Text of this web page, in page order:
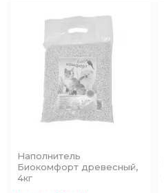
Наполнитель
Биокомфорт древесный,
4кг